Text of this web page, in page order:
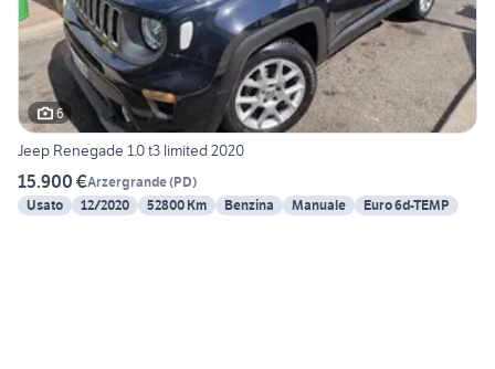
6
Jeep Renegade 1.0 t3 limited 2020
15.900 €Arzergrande(PD)
Usato
12/2020 52800 Km Benzina Manuale Euro 6d-TEMP